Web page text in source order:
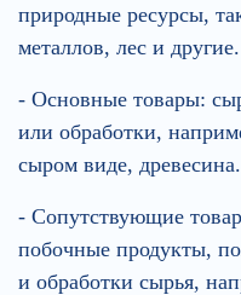
природные ресурсы,
металлов, лес и другие.
- Основные товары:
или обработки,
сыром виде, древесина.
- Сопутствующие
побочные продукты,
и обработки сырья,